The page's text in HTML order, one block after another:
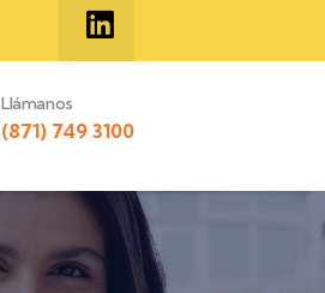
Llámanos
(871) 749 3100